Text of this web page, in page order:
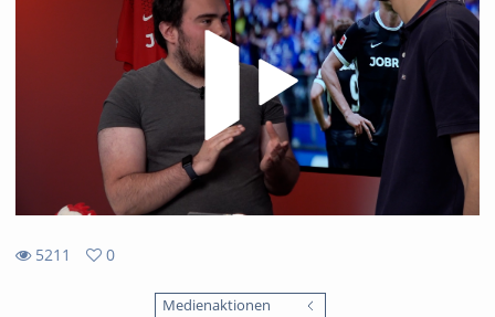
5211
0
Medienaktionen